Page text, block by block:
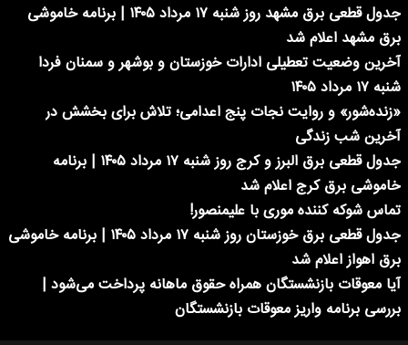
جدول قطعی برق مشهد روز شنبه ۱۷ مرداد ۱۴۰۵ | برنامه خاموشی
برق مشهد اعلام شد
آخرین وضعیت تعطیلی ادارات خوزستان و بوشهر و سمنان فردا
شنبه ۱۷ مرداد ۱۴۰۵
«زنده‌شور» و روایت نجات پنج اعدامی؛ تلاش برای بخشش در
آخرین شب زندگی
جدول قطعی برق البرز و کرج روز شنبه ۱۷ مرداد ۱۴۰۵ | برنامه
خاموشی برق کرج اعلام شد
تماس شوکه کننده موری با علیمنصور!
جدول قطعی برق خوزستان روز شنبه ۱۷ مرداد ۱۴۰۵ | برنامه خاموشی
برق اهواز اعلام شد
آیا معوقات بازنشستگان همراه حقوق ماهانه پرداخت می‌شود |
بررسی برنامه واریز معوقات بازنشستگان